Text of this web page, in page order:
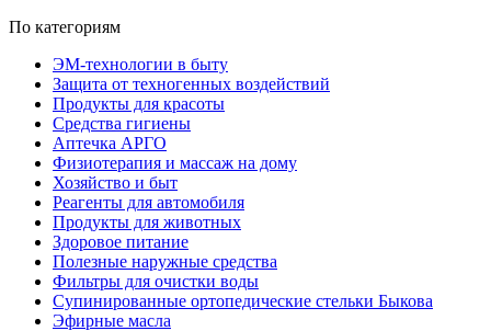
По категориям
ЭМ-технологии в быту
Защита от техногенных воздействий
Продукты для красоты
Средства гигиены
Аптечка АРГО
Физиотерапия и массаж на дому
Хозяйство и быт
Реагенты для автомобиля
Продукты для животных
Здоровое питание
Полезные наружные средства
Фильтры для очистки воды
Супинированные ортопедические стельки Быкова
Эфирные масла